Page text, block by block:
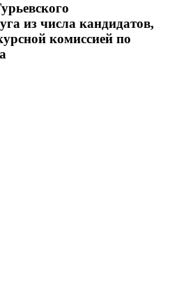
из числа кандидатов,
комиссией по